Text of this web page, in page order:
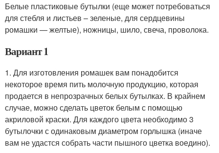
Белые пластиковые бутылки (еще может потребоваться
для стебля и листьев – зеленые, для сердцевины
ромашки — желтые), ножницы, шило, свеча, проволока.
Вариант 1
1. Для изготовления ромашек вам понадобится
некоторое время пить молочную продукцию, которая
продается в непрозрачных белых бутылках. В крайнем
случае, можно сделать цветок белым с помощью
акриловой краски. Для каждого цвета необходимо 3
бутылочки с одинаковым диаметром горлышка (иначе
вам не удастся собрать части пышного цветка воедино).